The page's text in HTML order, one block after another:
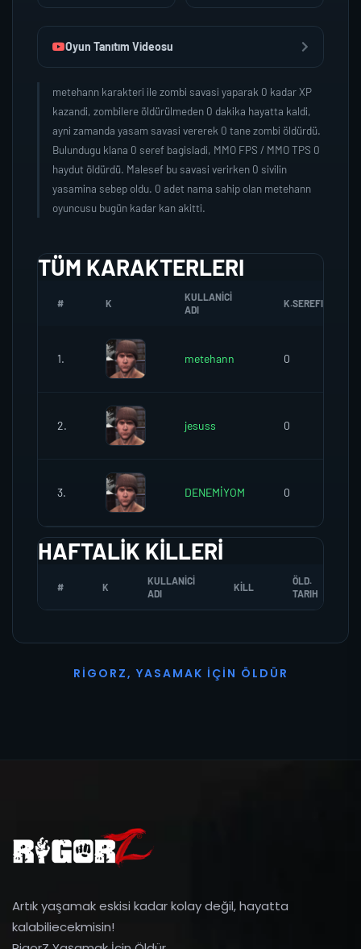
Oyun Tanıtım Videosu
metehann karakteri ile zombi savasi yaparak 0 kadar XP
kazandi, zombilere öldürülmeden 0 dakika hayatta kaldi,
ayni zamanda yasam savasi vererek 0 tane zombi öldürdü.
Bulundugu klana 0 seref bagisladi, MMO FPS / MMO TPS 0
haydut öldürdü. Malesef bu savasi verirken 0 sivilin
yasamina sebep oldu. 0 adet nama sahip olan metehann
oyuncusu bugün kadar kan akitti.
TÜM KARAKTERLERI
# K
KULLANICI
ADI
K.SEREFI
1. metehann 0
2. jesuss 0
3. DENEMİYOM 0
HAFTALIK KILLERI
# K
KULLANICI
ADI
KILL
ÖLD.
TARIH
R I G O R Z, YASAMAK İ ÇI N Ö L D Ü R
Artık yaşamak eskisi kadar kolay değil, hayatta
kalabiliecekmisin!